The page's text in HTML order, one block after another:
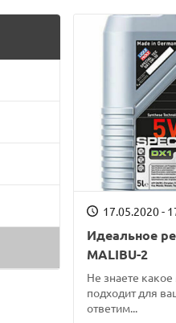
17.05.2020 -
Идеальное
MALIBU-2
Не знаете
подходит для
ответим...